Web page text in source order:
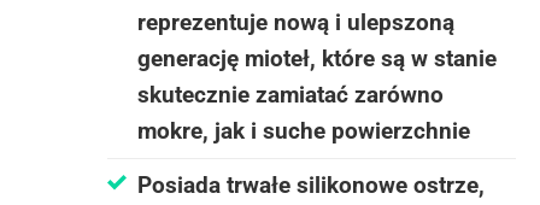
reprezentuje nową i ulepszoną
generację mioteł, które są w stanie
skutecznie zamiatać zarówno
mokre, jak i suche powierzchnie
Posiada trwałe silikonowe ostrze,